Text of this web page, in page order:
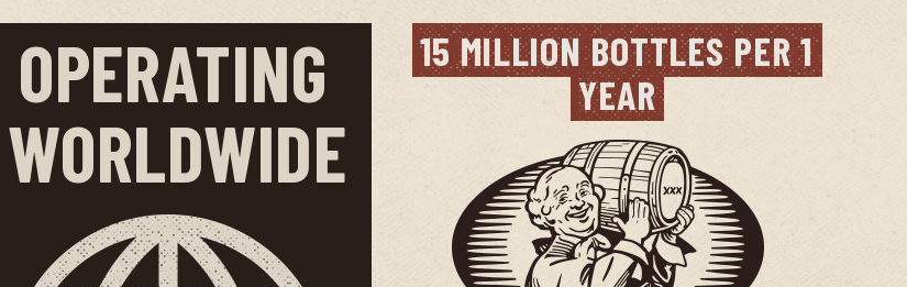
OPERATING
WORLDWIDE
15 MILLION BOTTLES PER 1
YEAR